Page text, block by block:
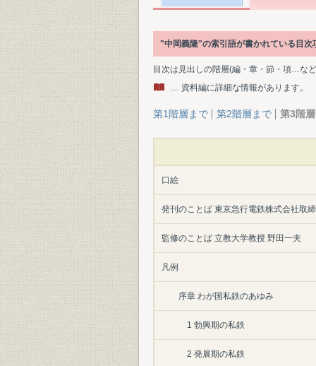
"中岡義隆"の索引語が書かれている目次
目次は見出しの階層(編・章・節・項…な
… 資料編に詳細な情報があります。
第1階層まで 第2階層まで 第3階
口絵
発刊のことば 東京急行電鉄株式会社取
監修のことば 立教大学教授 野田一夫
凡例
序章 わが国私鉄のあゆみ
1 勃興期の私鉄
2 発展期の私鉄